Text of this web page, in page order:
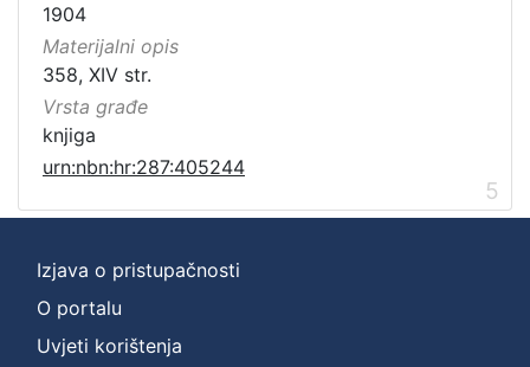
1904
Materijalni opis
358, XIV str.
Vrsta građe
knjiga
urn:nbn:hr:287:405244
5
Izjava o pristupačnosti
O portalu
Uvjeti korištenja